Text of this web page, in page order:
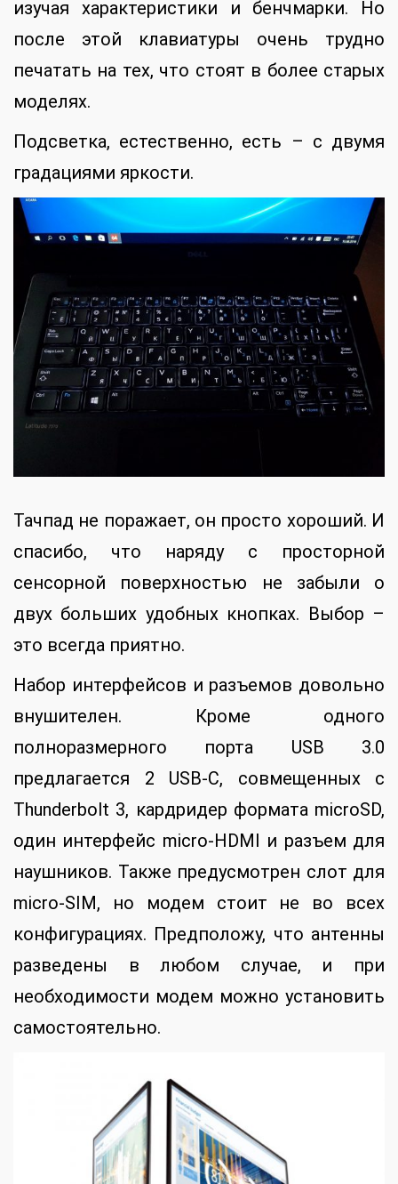
изучая характеристики и бенчмарки. Но
после этой клавиатуры очень трудно
печатать на тех, что стоят в более старых
моделях.
Подсветка, естественно, есть – с двумя
градациями яркости.
Тачпад не поражает, он просто хороший. И
спасибо, что наряду с просторной
сенсорной поверхностью не забыли о
двух больших удобных кнопках. Выбор –
это всегда приятно.
Набор интерфейсов и разъемов довольно
внушителен. Кроме одного
полноразмерного порта USB 3.0
предлагается 2 USB-C, совмещенных с
Thunderbolt 3, кардридер формата microSD,
один интерфейс micro-HDMI и разъем для
наушников. Также предусмотрен слот для
micro-SIM, но модем стоит не во всех
конфигурациях. Предположу, что антенны
разведены в любом случае, и при
необходимости модем можно установить
самостоятельно.